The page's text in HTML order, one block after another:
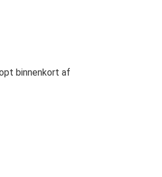
binnenkort af